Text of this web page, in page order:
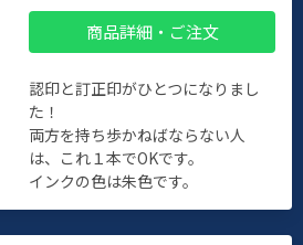
商品詳細・ご注文
認印と訂正印がひとつになりまし
た！
両方を持ち歩かねばならない人
は、これ１本でOKです。
インクの色は朱色です。